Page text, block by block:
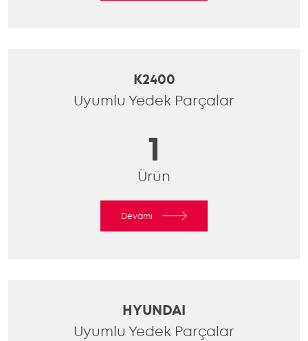
K2400
Uyumlu Yedek Parçalar
1
Ürün
Devamı
HYUNDAI
Uyumlu Yedek Parçalar